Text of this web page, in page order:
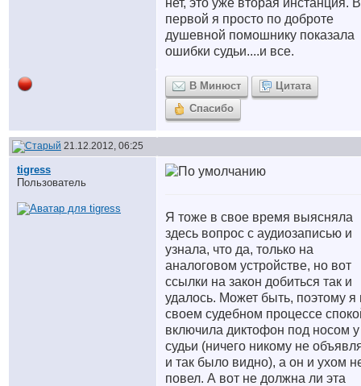
нет, это уже вторая инстанция. В
первой я просто по доброте
душевной помошнику показала
ошибки судьи....и все.
В Минюст
Цитата
Спасибо
21.12.2012, 06:25
tigress
Пользователь
Я тоже в свое время выясняла
здесь вопрос с аудиозаписью и
узнала, что да, только на
аналоговом устройстве, но вот
ссылки на закон добиться так и
удалось. Может быть, поэтому я
своем судебном процессе
включила диктофон под носом у
судьи (ничего никому не
и так было видно), а он и ухом
повел. А вот не должна ли эта